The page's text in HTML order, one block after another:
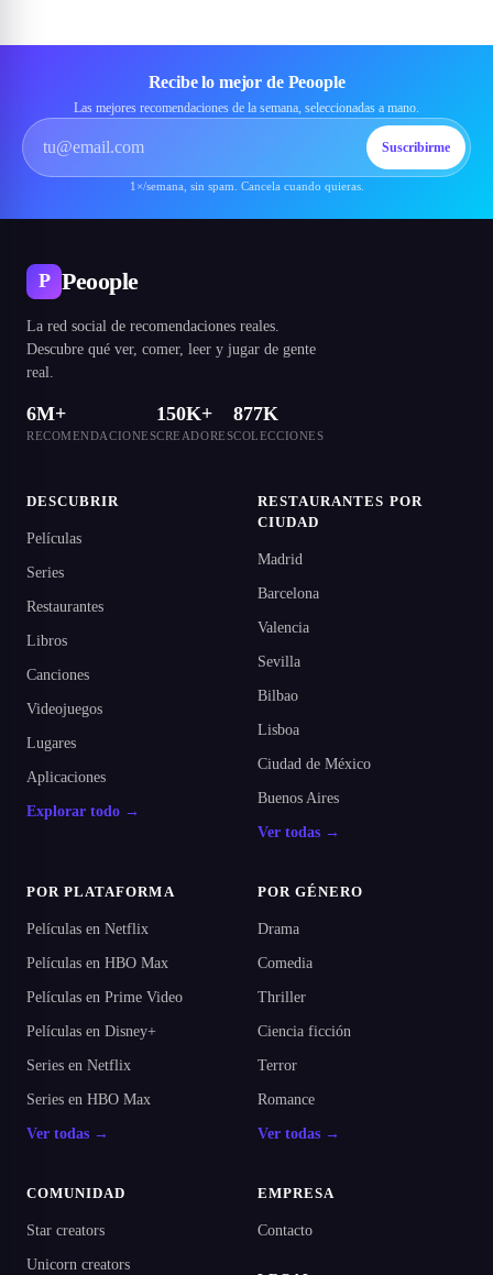
Recibe lo mejor de Peoople
Las mejores recomendaciones de la semana, seleccionadas a mano.
Suscribirme
1×/semana, sin spam. Cancela cuando quieras.
P Peoople
La red social de recomendaciones reales.
Descubre qué ver, comer, leer y jugar de gente
real.
6M+
RECOMENDACIONES
150K+
CREADORES
877K
COLECCIONES
DESCUBRIR
Películas
Series
Restaurantes
Libros
Canciones
Videojuegos
Lugares
Aplicaciones
Explorar todo →
RESTAURANTES POR
CIUDAD
Madrid
Barcelona
Valencia
Sevilla
Bilbao
Lisboa
Ciudad de México
Buenos Aires
Ver todas →
POR PLATAFORMA
Películas en Netflix
Películas en HBO Max
Películas en Prime Video
Películas en Disney+
Series en Netflix
Series en HBO Max
Ver todas →
POR GÉNERO
Drama
Comedia
Thriller
Ciencia ficción
Terror
Romance
Ver todas →
COMUNIDAD
Star creators
Unicorn creators
EMPRESA
Contacto